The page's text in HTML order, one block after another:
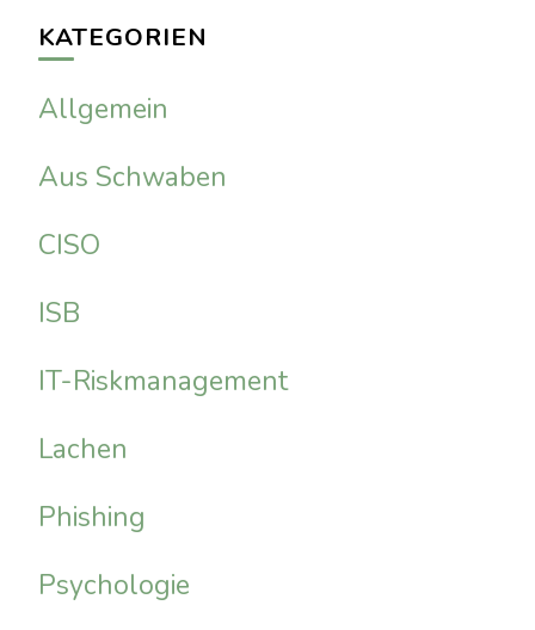
KATEGORIEN
Allgemein
Aus Schwaben
CISO
ISB
IT-Riskmanagement
Lachen
Phishing
Psychologie